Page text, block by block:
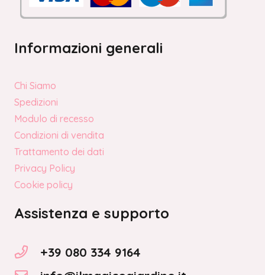
Informazioni generali
Chi Siamo
Spedizioni
Modulo di recesso
Condizioni di vendita
Trattamento dei dati
Privacy Policy
Cookie policy
Assistenza e supporto
+39 080 334 9164